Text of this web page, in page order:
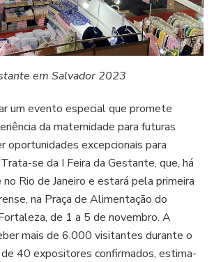
em Salvador 2023
um evento especial que promete
da maternidade para futuras
oportunidades excepcionais para
se da I Feira da Gestante, que, há
Rio de Janeiro e estará pela primeira
na Praça de Alimentação do
de 1 a 5 de novembro. A
mais de 6.000 visitantes durante o
40 expositores confirmados, estima-